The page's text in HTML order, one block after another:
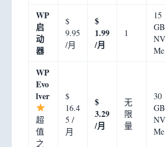
WP
启
动
器
$
9.95
/月
$
1.99
/月
1
15
GB
NV
Me
WP
Evo
lver
超
值
之
$
16.4
5 /
月
$
3.29
/月
无
限
量
30
GB
NV
Me